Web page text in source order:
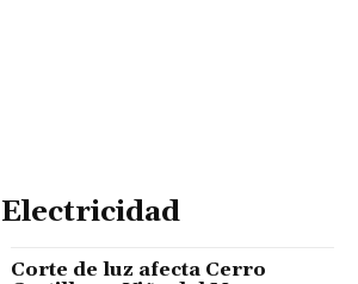
Electricidad
Corte de luz afecta Cerro